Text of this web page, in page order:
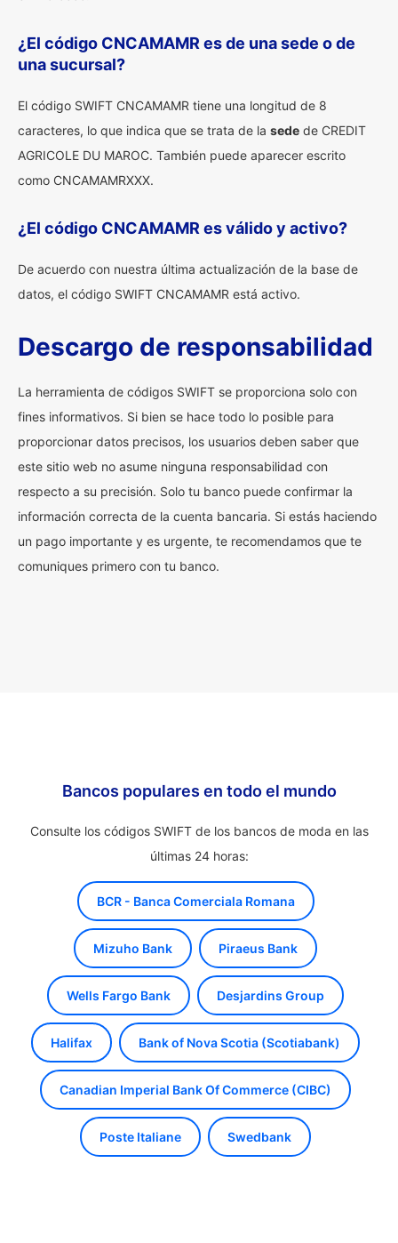
¿El código CNCAMAMR es de una sede o de
una sucursal?
El código SWIFT CNCAMAMR tiene una longitud de 8
caracteres, lo que indica que se trata de la sede de CREDIT
AGRICOLE DU MAROC. También puede aparecer escrito
como CNCAMAMRXXX.
¿El código CNCAMAMR es válido y activo?
De acuerdo con nuestra última actualización de la base de
datos, el código SWIFT CNCAMAMR está activo.
Descargo de responsabilidad
La herramienta de códigos SWIFT se proporciona solo con
fines informativos. Si bien se hace todo lo posible para
proporcionar datos precisos, los usuarios deben saber que
este sitio web no asume ninguna responsabilidad con
respecto a su precisión. Solo tu banco puede confirmar la
información correcta de la cuenta bancaria. Si estás haciendo
un pago importante y es urgente, te recomendamos que te
comuniques primero con tu banco.
Bancos populares en todo el mundo
Consulte los códigos SWIFT de los bancos de moda en las
últimas 24 horas:
BCR - Banca Comerciala Romana
Mizuho Bank Piraeus Bank
Wells Fargo Bank Desjardins Group
Halifax Bank of Nova Scotia (Scotiabank)
Canadian Imperial Bank Of Commerce (CIBC)
Poste Italiane Swedbank